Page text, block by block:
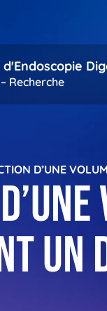
Recherche
D’UNE